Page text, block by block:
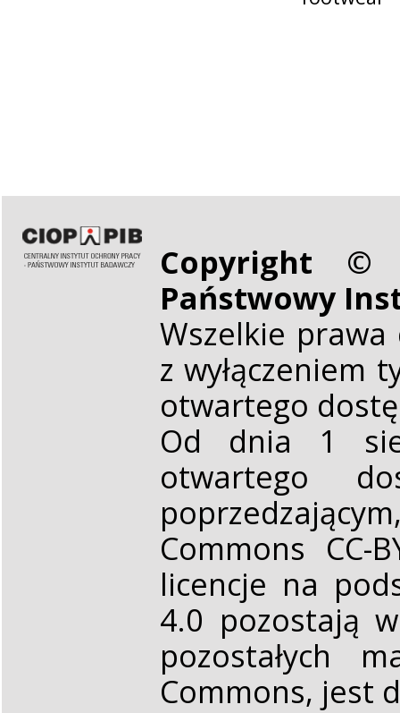
Copyright ©
Państwowy
Wszelkie
z wyłączeniem
otwartego
Od dnia 1
otwartego
Commons CC-
licencje na
4.0 pozostają
pozostałych
Commons, jest